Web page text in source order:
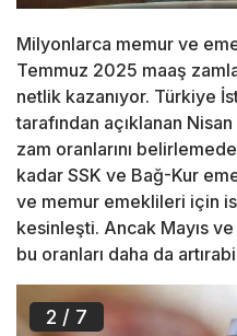
Milyonlarca memur ve
Temmuz 2025 maaş
netlik kazanıyor. Türkiye
tarafından açıklanan
zam oranlarını
kadar SSK ve Bağ-Kur
ve memur emeklileri için
kesinleşti. Ancak Mayıs
bu oranları daha da
2 / 7